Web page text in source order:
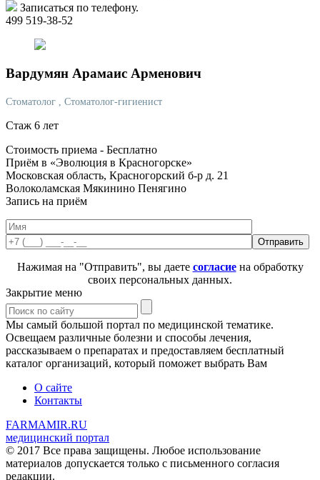
Записаться по телефону.
499 519-38-52
Вардумян Арамаис Арменович
Стоматолог , Стоматолог-гигиенист
Стаж 6 лет
Стоимость приема - Бесплатно
Приём в «Эволюция в Красногорске»
Московская область, Красногорский б-р д. 21
Волоколамская Мякинино Пенягино
Запись на приём
Нажимая на "Отправить", вы даете согласиена обработку
своих персональных данных.
Закрытие меню
Мы самый большой портал по медицинской тематике.
Освещаем различные болезни и способы лечения,
рассказываем о препаратах и предоставляем бесплатный
каталог организаций, который поможет выбрать Вам
О сайте
Контакты
FARMAMIR.RU
медицинский портал
© 2017 Все права защищены. Любое использование
материалов допускается только с письменного согласия
редакции.